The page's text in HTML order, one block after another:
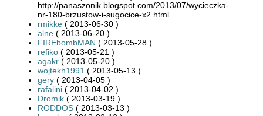
http://panaszonik.blogspot.com/2013/07/wycieczka-
nr-180-brzustow-i-sugocice-x2.html
rmikke ( 2013-06-30 )
alne ( 2013-06-20 )
FIREbombMAN ( 2013-05-28 )
refiko ( 2013-05-21 )
agakr ( 2013-05-20 )
wojtekh1991 ( 2013-05-13 )
gery ( 2013-04-05 )
rafalini ( 2013-04-02 )
Dromik ( 2013-03-19 )
RODDOS ( 2013-03-13 )